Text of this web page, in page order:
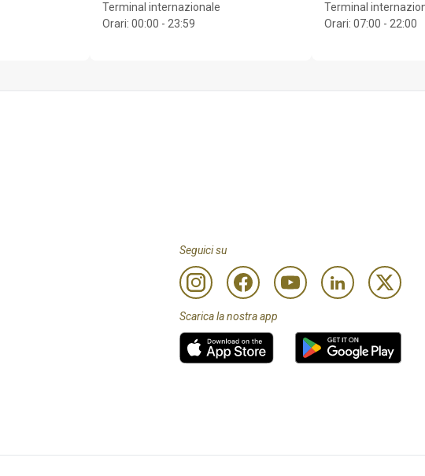
Terminal internazionale
Orari: 00:00 - 23:59
Terminal
Orari: 07:00 - 22:00
Seguici su
Scarica la nostra app